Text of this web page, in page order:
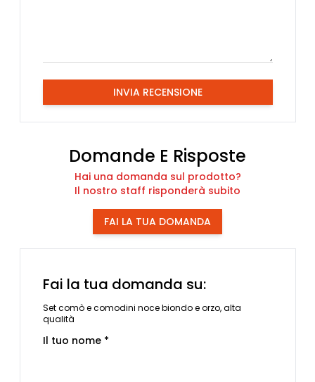
INVIA RECENSIONE
Domande E Risposte
Hai una domanda sul prodotto?
Il nostro staff risponderà subito
FAI LA TUA DOMANDA
Fai la tua domanda su:
Set comò e comodini noce biondo e orzo, alta
qualità
Il tuo nome *